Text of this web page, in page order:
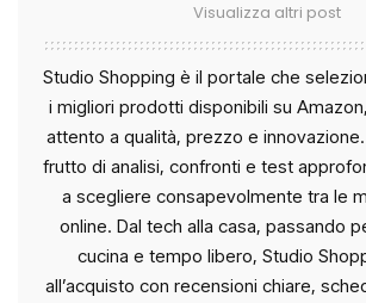
Visualizza altri post
Studio Shopping è il portale che
i migliori prodotti disponibili su
attento a qualità, prezzo e
frutto di analisi, confronti e test
a scegliere consapevolmente tra le
online. Dal tech alla casa, passando
cucina e tempo libero, Studio
all’acquisto con recensioni chiare,